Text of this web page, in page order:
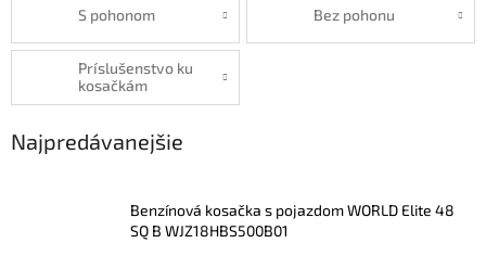
S pohonom Bez pohonu
Príslušenstvo ku
kosačkám
Najpredávanejšie
Benzínová kosačka s pojazdom WORLD Elite 48
SQ B WJZ18HBS500B01